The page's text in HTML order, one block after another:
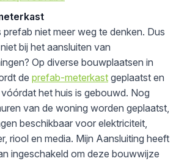
prefab niet meer weg te denken. Dus
bij het aansluiten van
Op diverse bouwplaatsen in
de prefab-meterkast geplaatst en
het huis is gebouwd. Nog
van de woning worden geplaatst,
beschikbaar voor elektriciteit,
riool en media. Mijn Aansluiting heeft
ingeschakeld om deze bouwwijze